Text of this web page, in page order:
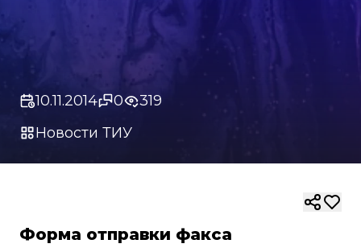
10.11.2014 0
319
Новости ТИУ
Форма отправки факса